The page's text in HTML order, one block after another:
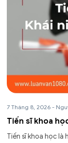
7 Tháng 8, 2026 -
Tiến sĩ khoa
Tiến sĩ khoa học là